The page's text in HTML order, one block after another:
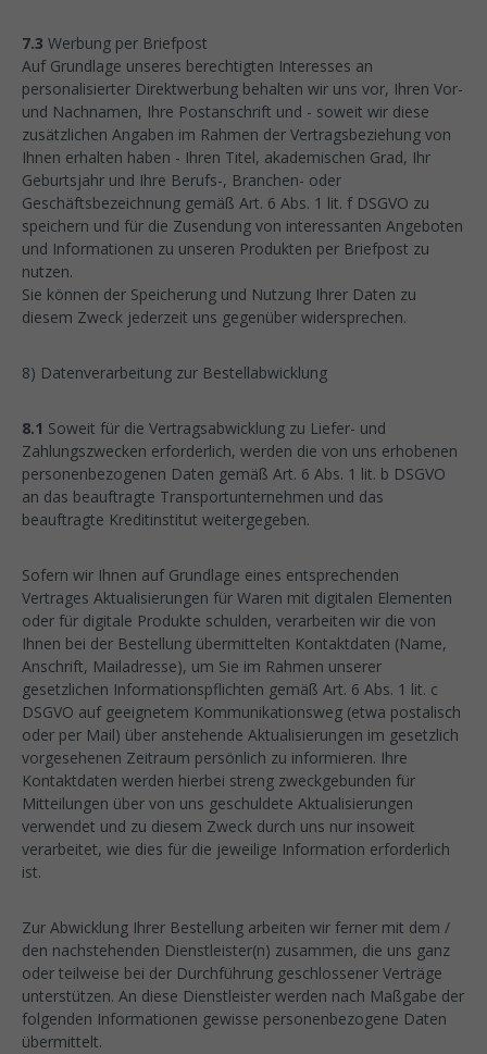
7.3 Werbung per Briefpost
Auf Grundlage unseres berechtigten Interesses an
personalisierter Direktwerbung behalten wir uns vor, Ihren Vor-
und Nachnamen, Ihre Postanschrift und - soweit wir diese
zusätzlichen Angaben im Rahmen der Vertragsbeziehung von
Ihnen erhalten haben - Ihren Titel, akademischen Grad, Ihr
Geburtsjahr und Ihre Berufs-, Branchen- oder
Geschäftsbezeichnung gemäß Art. 6 Abs. 1 lit. f DSGVO zu
speichern und für die Zusendung von interessanten Angeboten
und Informationen zu unseren Produkten per Briefpost zu
nutzen.
Sie können der Speicherung und Nutzung Ihrer Daten zu
diesem Zweck jederzeit uns gegenüber widersprechen.
8) Datenverarbeitung zur Bestellabwicklung
8.1 Soweit für die Vertragsabwicklung zu Liefer- und
Zahlungszwecken erforderlich, werden die von uns erhobenen
personenbezogenen Daten gemäß Art. 6 Abs. 1 lit. b DSGVO
an das beauftragte Transportunternehmen und das
beauftragte Kreditinstitut weitergegeben.
Sofern wir Ihnen auf Grundlage eines entsprechenden
Vertrages Aktualisierungen für Waren mit digitalen Elementen
oder für digitale Produkte schulden, verarbeiten wir die von
Ihnen bei der Bestellung übermittelten Kontaktdaten (Name,
Anschrift, Mailadresse), um Sie im Rahmen unserer
gesetzlichen Informationspflichten gemäß Art. 6 Abs. 1 lit. c
DSGVO auf geeignetem Kommunikationsweg (etwa postalisch
oder per Mail) über anstehende Aktualisierungen im gesetzlich
vorgesehenen Zeitraum persönlich zu informieren. Ihre
Kontaktdaten werden hierbei streng zweckgebunden für
Mitteilungen über von uns geschuldete Aktualisierungen
verwendet und zu diesem Zweck durch uns nur insoweit
verarbeitet, wie dies für die jeweilige Information erforderlich
ist.
Zur Abwicklung Ihrer Bestellung arbeiten wir ferner mit dem /
den nachstehenden Dienstleister(n) zusammen, die uns ganz
oder teilweise bei der Durchführung geschlossener Verträge
unterstützen. An diese Dienstleister werden nach Maßgabe der
folgenden Informationen gewisse personenbezogene Daten
übermittelt.